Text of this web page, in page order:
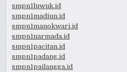
smpn1luwuk.id
smpn1madiun.id
smpn1manokwari.id
smpn1narmada.id
smpn1pacitan.id
smpn1padang.id
smpn1pailangga.id